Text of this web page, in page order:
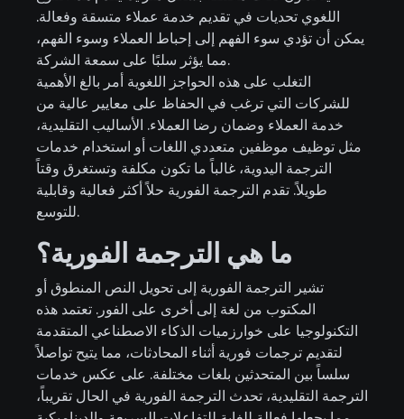
اللغوي تحديات في تقديم خدمة عملاء متسقة وفعالة.
يمكن أن تؤدي سوء الفهم إلى إحباط العملاء وسوء الفهم،
التغلب على هذه الحواجز اللغوية أمر بالغ الأهمية
للشركات التي ترغب في الحفاظ على معايير عالية من
خدمة العملاء وضمان رضا العملاء. الأساليب التقليدية،
مثل توظيف موظفين متعددي اللغات أو استخدام خدمات
الترجمة اليدوية، غالباً ما تكون مكلفة وتستغرق وقتاً
طويلاً. تقدم الترجمة الفورية حلاً أكثر فعالية وقابلية
ما هي الترجمة الفورية؟
تشير الترجمة الفورية إلى تحويل النص المنطوق أو
المكتوب من لغة إلى أخرى على الفور. تعتمد هذه
التكنولوجيا على خوارزميات الذكاء الاصطناعي المتقدمة
لتقديم ترجمات فورية أثناء المحادثات، مما يتيح تواصلاً
سلساً بين المتحدثين بلغات مختلفة. على عكس خدمات
الترجمة التقليدية، تحدث الترجمة الفورية في الحال تقريباً،